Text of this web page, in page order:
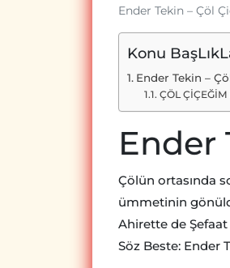
Ender Tekin – Çöl
Konu
Ender Tekin –
ÇÖL
Ender
Çölün ortasında
ümmetinin
Ahirette de
Söz Beste: Ender